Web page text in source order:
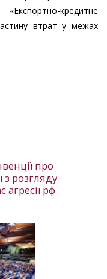
кредитне
втрат у межах
про
з розгляду
рф